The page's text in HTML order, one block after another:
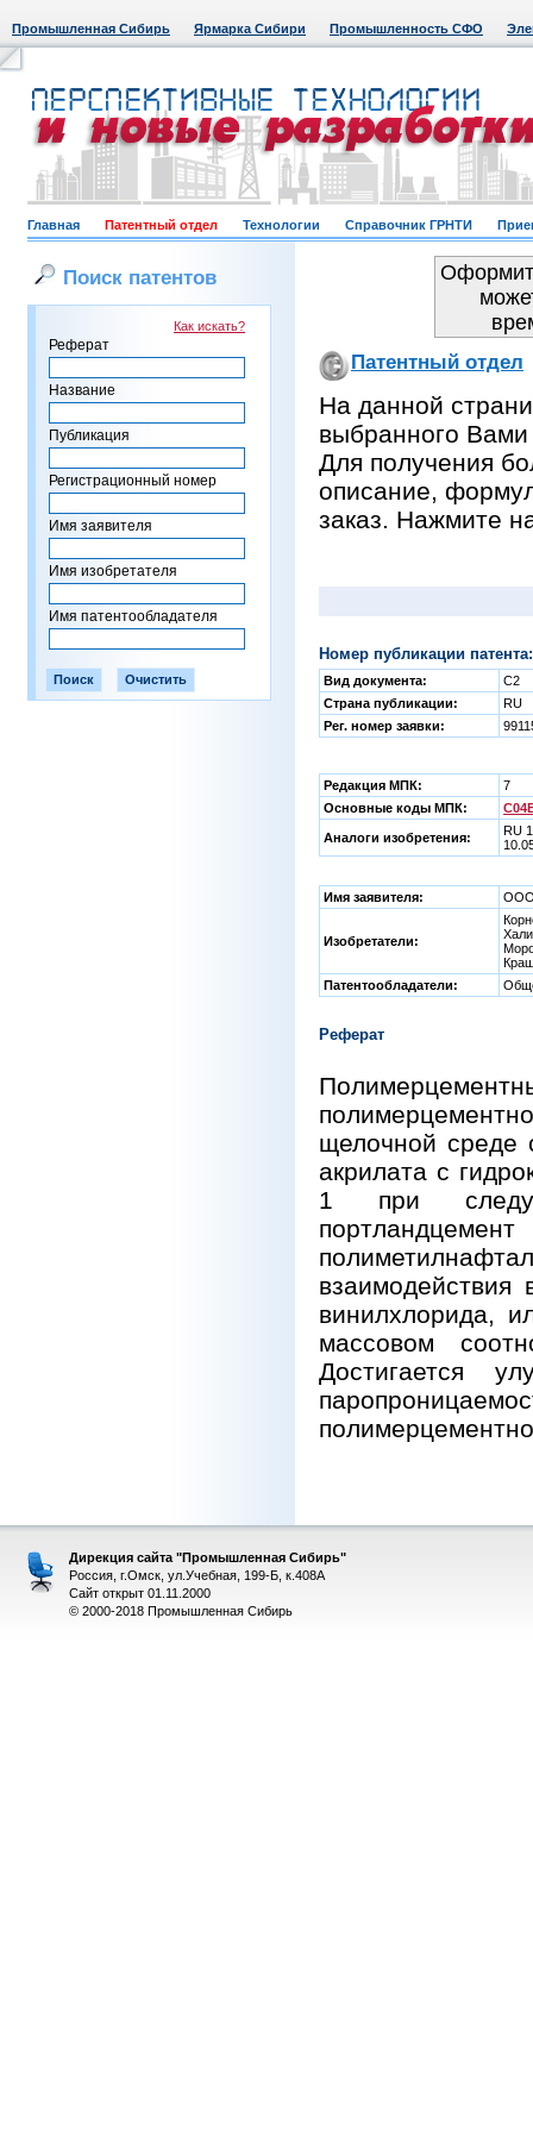
Промышленная Сибирь Ярмарка Сибири Промышленность СФО
Главная Патентный отдел Технологии Справочник ГРНТИ
Поиск патентов
Как искать?
Реферат
Название
Публикация
Регистрационный номер
Имя заявителя
Имя изобретателя
Имя патентообладателя
Патентный отдел
На данной
выбранного Вами
Для получения
описание,
заказ. Нажмите
Номер публикации
Вид документа:
C2
Страна публикации:
RU
Рег. номер заявки:
Редакция МПК:
7
Основные коды МПК:
Аналоги изобретения:
RU
Имя заявителя: ООО
Изобретатели:
Патентообладатели:
Реферат
щелочной среде
акрилата с
1 при
винилхлорида,
массовом
Достигается
Дирекция сайта "Промышленная Сибирь"
Россия, г.Омск, ул.Учебная, 199-Б, к.408А
Сайт открыт 01.11.2000
© 2000-2018 Промышленная Сибирь